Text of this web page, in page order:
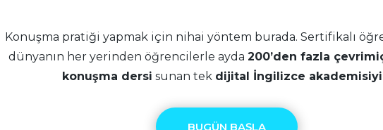
Konuşma pratiği yapmak için nihai yöntem burada. Sertifikalı
dünyanın her yerinden öğrencilerle ayda 200’den fazla
konuşma dersi sunan tek dijital İngilizce
BUGÜN BAŞLA